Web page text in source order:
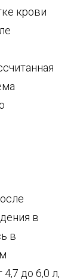
крови
в
в
до 6,0 л,